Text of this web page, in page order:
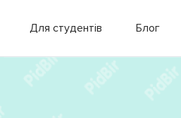
Для студентів Блог